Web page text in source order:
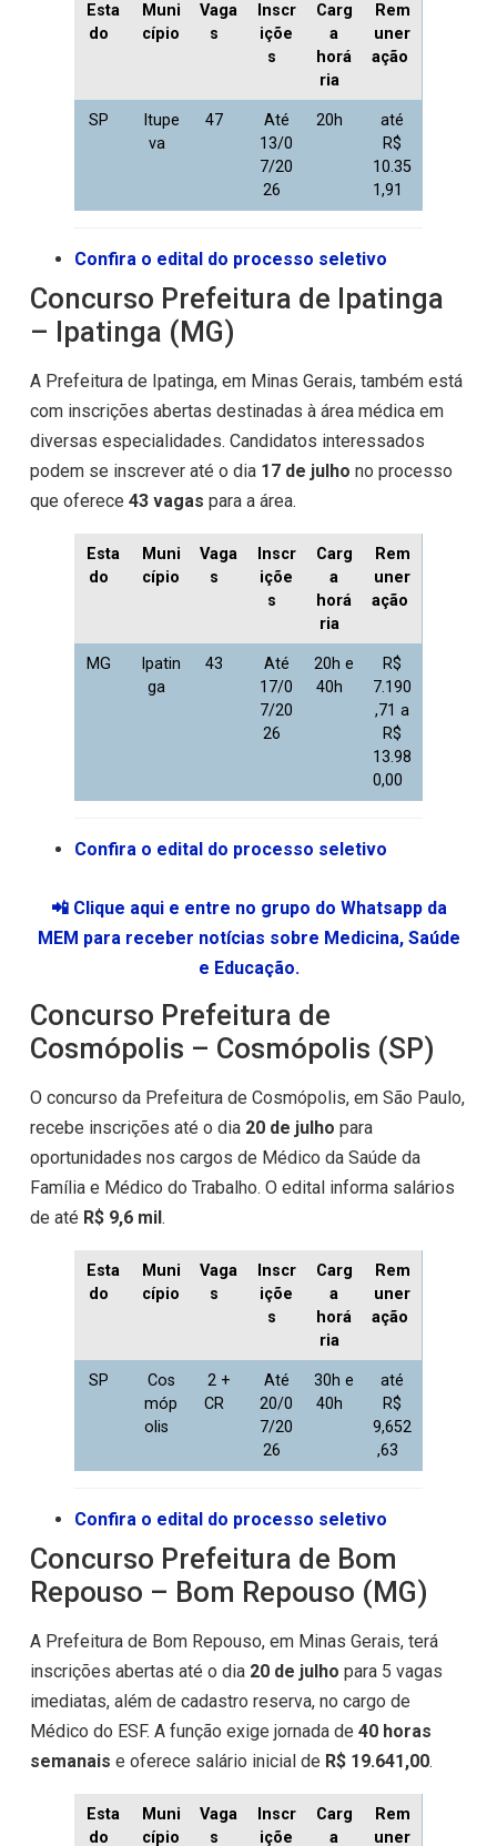
Esta
do
Muni
cípio
Vaga
s
Inscr
içõe
s
Carg
a
horá
ria
Rem
uner
ação
SP
Itupe
va
47
Até
13/0
7/20
26
20h
até
R$
10.35
1,91
Confira o edital do processo seletivo
Concurso Prefeitura de Ipatinga
– Ipatinga (MG)
A Prefeitura de Ipatinga, em Minas Gerais, também está
com inscrições abertas destinadas à área médica em
diversas especialidades. Candidatos interessados
podem se inscrever até o dia 17 de julho no processo
que oferece 43 vagas para a área.
Esta
do
Muni
cípio
Vaga
s
Inscr
içõe
s
Carg
a
horá
ria
Rem
uner
ação
MG
Ipatin
ga
43
Até
17/0
7/20
26
20h e
40h
R$
7.190
,71 a
R$
13.98
0,00
Confira o edital do processo seletivo
📲 Clique aqui e entre no grupo do Whatsapp da
MEM para receber notícias sobre Medicina, Saúde
e Educação.
Concurso Prefeitura de
Cosmópolis – Cosmópolis (SP)
O concurso da Prefeitura de Cosmópolis, em São Paulo,
recebe inscrições até o dia 20 de julho para
oportunidades nos cargos de Médico da Saúde da
Família e Médico do Trabalho. O edital informa salários
de até R$ 9,6 mil .
Esta
do
Muni
cípio
Vaga
s
Inscr
içõe
s
Carg
a
horá
ria
Rem
uner
ação
SP
Cos
móp
olis
2 +
CR
Até
20/0
7/20
26
30h e
40h
até
R$
9,652
,63
Confira o edital do processo seletivo
Concurso Prefeitura de Bom
Repouso – Bom Repouso (MG)
A Prefeitura de Bom Repouso, em Minas Gerais, terá
inscrições abertas até o dia 20 de julho para 5 vagas
imediatas, além de cadastro reserva, no cargo de
Médico do ESF. A função exige jornada de 40 horas
semanais e oferece salário inicial de R$ 19.641,00.
Esta
do
Muni
cípio
Vaga
s
Inscr
içõe
Carg
a
Rem
uner